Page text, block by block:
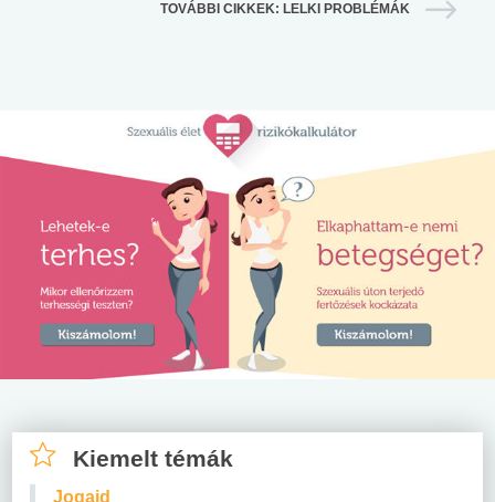
TOVÁBBI CIKKEK: LELKI PROBLÉMÁK
Kiemelt témák
Jogaid